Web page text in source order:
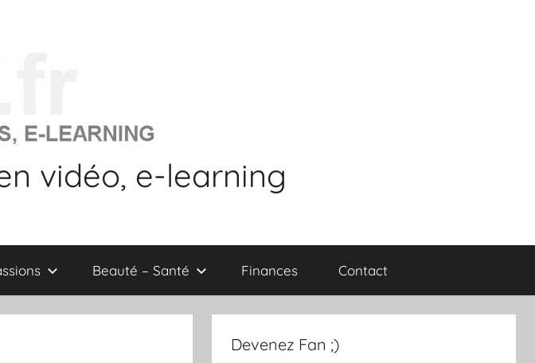
vidéo, e-learning
Beauté – Santé Finances Contact
Devenez Fan ;)